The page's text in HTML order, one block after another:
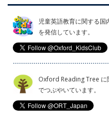
児童英語教育に関する
を発信しています。
Oxford Reading Tree に
でつぶやいています。